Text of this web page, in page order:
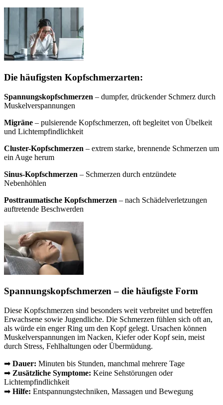
Die häufigsten Kopfschmerzarten:
Spannungskopfschmerzen – dumpfer, drückender Schmerz durch
Muskelverspannungen
Migräne – pulsierende Kopfschmerzen, oft begleitet von Übelkeit
und Lichtempfindlichkeit
Cluster-Kopfschmerzen – extrem starke, brennende Schmerzen um
ein Auge herum
Sinus-Kopfschmerzen – Schmerzen durch entzündete
Nebenhöhlen
Posttraumatische Kopfschmerzen – nach Schädelverletzungen
auftretende Beschwerden
Spannungskopfschmerzen – die häufigste Form
Diese Kopfschmerzen sind besonders weit verbreitet und betreffen
Erwachsene sowie Jugendliche. Die Schmerzen fühlen sich oft an,
als würde ein enger Ring um den Kopf gelegt. Ursachen können
Muskelverspannungen im Nacken, Kiefer oder Kopf sein, meist
durch Stress, Fehlhaltungen oder Übermüdung.
➡ Dauer: Minuten bis Stunden, manchmal mehrere Tage
➡ Zusätzliche Symptome: Keine Sehstörungen oder
Lichtempfindlichkeit
➡ Hilfe: Entspannungstechniken, Massagen und Bewegung